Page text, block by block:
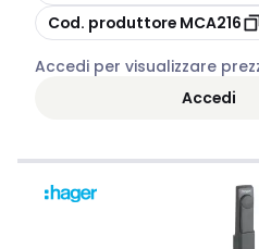
copia
Cod. produttore MCA216
Accedi per visualizzare
Accedi